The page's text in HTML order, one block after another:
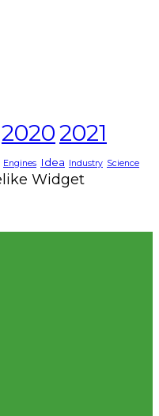
20202021
Engines Idea Industry Science